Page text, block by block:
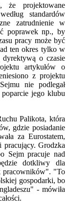
że projektowane
standardów
zatrudnienie w
poprawek np., by
pracy może być
ten okres tylko w
dyrektywą o czasie
artykułów o
z projektu
nie podlegał
poparcie jego klubu
Palikota, która
gdzie posiadanie
za Eurostatem,
Grodzka
Sejm pracuje nad
dotkliwy dla
pracowników". "To
gospodarki, bo
- mówiła